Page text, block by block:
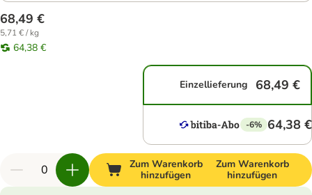
68,49 €
5,71 € / kg
64,38 €
Einzellieferung 68,49 €
-6% 64,38 €
Zum Warenkorb
hinzufügen
Zum Warenkorb
hinzufügen